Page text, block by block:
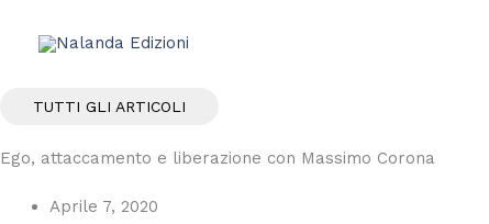
TUTTI GLI ARTICOLI
Ego, attaccamento e liberazione con Massimo Corona
Aprile 7, 2020